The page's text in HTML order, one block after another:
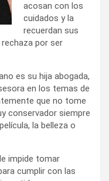
acosan con los
cuidados y la
recuerdan sus
por ser
es su hija abogada,
en los temas de
que no tome
conservador siempre
la belleza o
impide tomar
cumplir con las